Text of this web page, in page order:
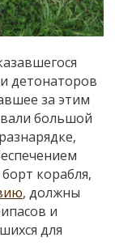
детонаторов
за этим
большой
корабля,
, должны
и
для